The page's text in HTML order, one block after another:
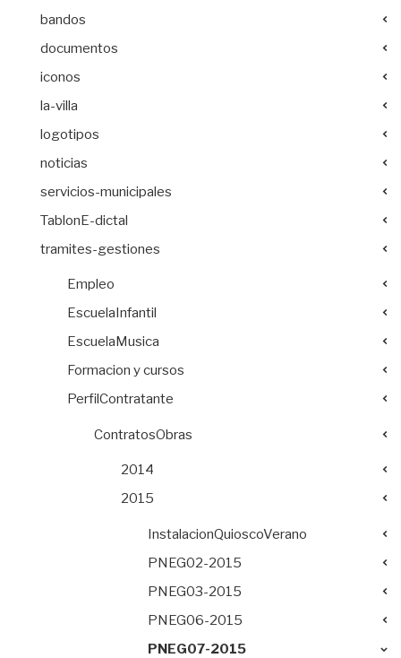
bandos
documentos
iconos
la-villa
logotipos
noticias
servicios-municipales
TablonE-dictal
tramites-gestiones
Empleo
EscuelaInfantil
EscuelaMusica
Formacion y cursos
PerfilContratante
ContratosObras
2014
2015
InstalacionQuioscoVerano
PNEG02-2015
PNEG03-2015
PNEG06-2015
PNEG07-2015